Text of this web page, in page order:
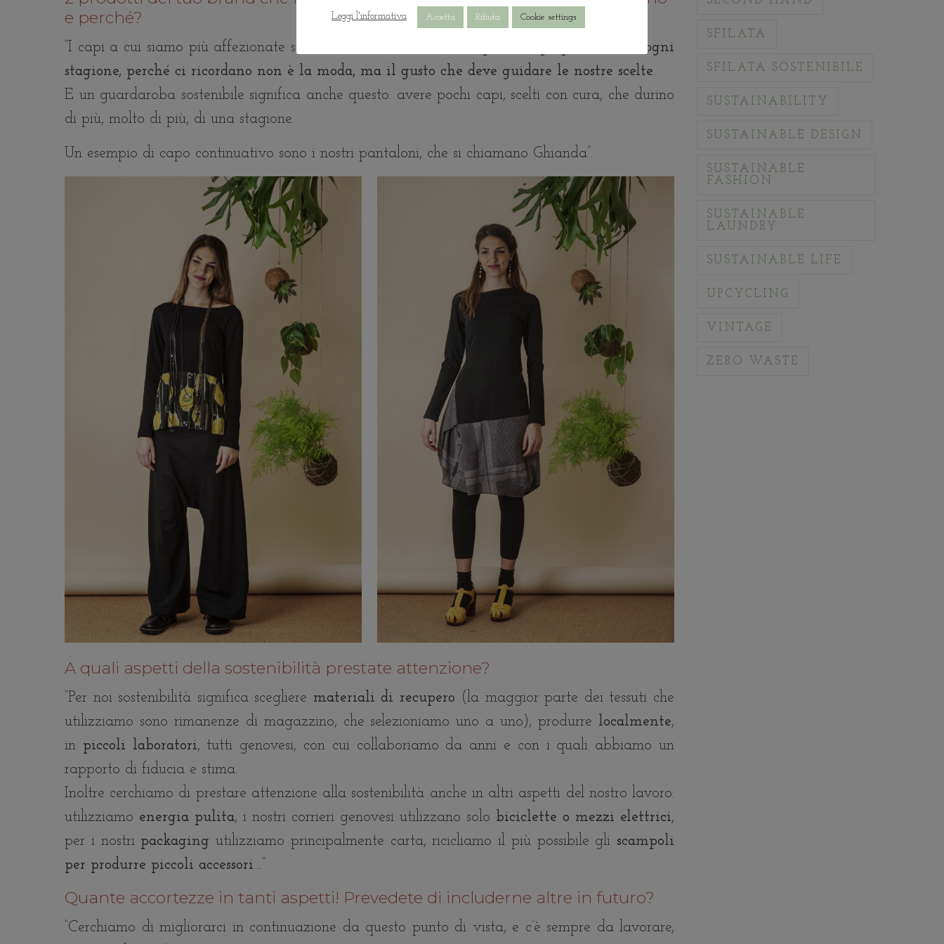
e perché?
“I capi a cui siamo più affezionate sono
i nostri continuativi, capi che riproponiamo ad ogni
stagione, perché ci ricordano non è la moda, ma il gusto che deve guidare le nostre scelte.
E un guardaroba sostenibile significa anche questo: avere pochi capi, scelti con cura, che durino
di più, molto di più, di una stagione.
Un esempio di capo continuativo sono i nostri pantaloni, che si chiamano Ghianda”.
A quali aspetti della sostenibilità prestate attenzione?
“Per noi sostenibilità significa scegliere materiali di recupero (la maggior parte dei tessuti che
utilizziamo sono rimanenze di magazzino, che selezioniamo uno a uno), produrre localmente,
in piccoli laboratori, tutti genovesi, con cui collaboriamo da anni e con i quali abbiamo un
rapporto di fiducia e stima.
Inoltre cerchiamo di prestare attenzione alla sostenibilità anche in altri aspetti del nostro lavoro:
utilizziamo energia pulita, i nostri corrieri genovesi utilizzano solo biciclette o mezzi elettrici,
per i nostri packaging utilizziamo principalmente carta, ricicliamo il più possibile gli scampoli
per produrre piccoli accessori…”.
Quante accortezze in tanti aspetti! Prevedete di includerne altre in futuro?
“Cerchiamo di migliorarci in continuazione da questo punto di vista, e c’è sempre da lavorare,
SFILATA
SFILATA SOSTENIBILE
SUSTAINABILITY
SUSTAINABLE DESIGN
SUSTAINABLE
FASHION
SUSTAINABLE
LAUNDRY
SUSTAINABLE LIFE
UPCYCLING
VINTAGE
ZERO WASTE
Leggi l'informativa Accetta Rifiuta Cookie settings